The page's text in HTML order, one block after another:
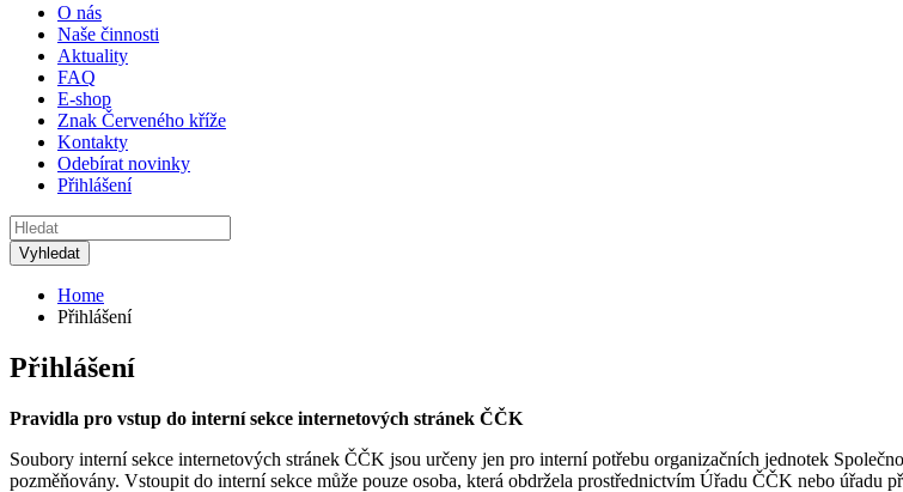
O nás
Naše činnosti
Aktuality
FAQ
E-shop
Znak Červeného kříže
Kontakty
Odebírat novinky
Přihlášení
Home
Přihlášení
Přihlášení
Pravidla pro vstup do interní sekce internetových stránek ČČK
Soubory interní sekce internetových stránek ČČK jsou určeny jen pro interní potřebu organizačních jednotek
pozměňovány. Vstoupit do interní sekce může pouze osoba, která obdržela prostřednictvím Úřadu ČČK nebo úřadu